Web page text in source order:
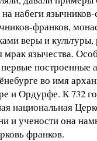
набеги язычников-
франков,
веры и
мрак язычества.
построенные
во имя
и Ордурфе. К 732
национальная
и учености она
франков.